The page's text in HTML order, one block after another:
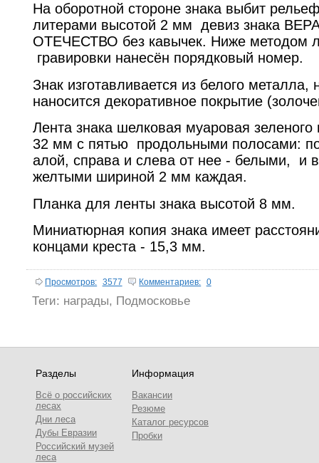
На оборотной стороне знака выбит
литерами высотой 2 мм девиз знака
ОТЕЧЕСТВО без кавычек. Ниже методом
гравировки нанесён порядковый номер.
Знак изготавливается из белого
наносится декоративное покрытие
Лента знака шелковая муаровая
32 мм с пятью продольными полосами:
алой, справа и слева от нее - белыми, и
желтыми шириной 2 мм каждая.
Планка для ленты знака высотой 8 мм.
Миниатюрная копия знака имеет
концами креста - 15,3 мм.
Просмотров: 3577 Комментариев: 0
Теги: награды, Подмосковье
Разделы
Всё о российских
лесах
Дни леса
Дубы Евразии
Российский музей
леса
Информация
Вакансии
Резюме
Каталог ресурсов
Пробки